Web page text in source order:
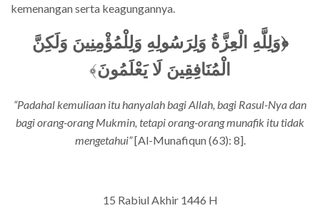
kemenangan serta keagungannya.
﴿وَلِلَّهِ الْعِزَّةُ وَلِرَسُولِهِ وَلِلْمُؤْمِنِينَ وَلَكِنَّ
الْمُنَافِقِينَ لَا يَعْلَمُونَ﴾
“Padahal kemuliaan itu hanyalah bagi Allah, bagi Rasul-Nya dan
bagi orang-orang Mukmin, tetapi orang-orang munafik itu tidak
mengetahui”[Al-Munafiqun (63): 8].
15 Rabiul Akhir 1446 H